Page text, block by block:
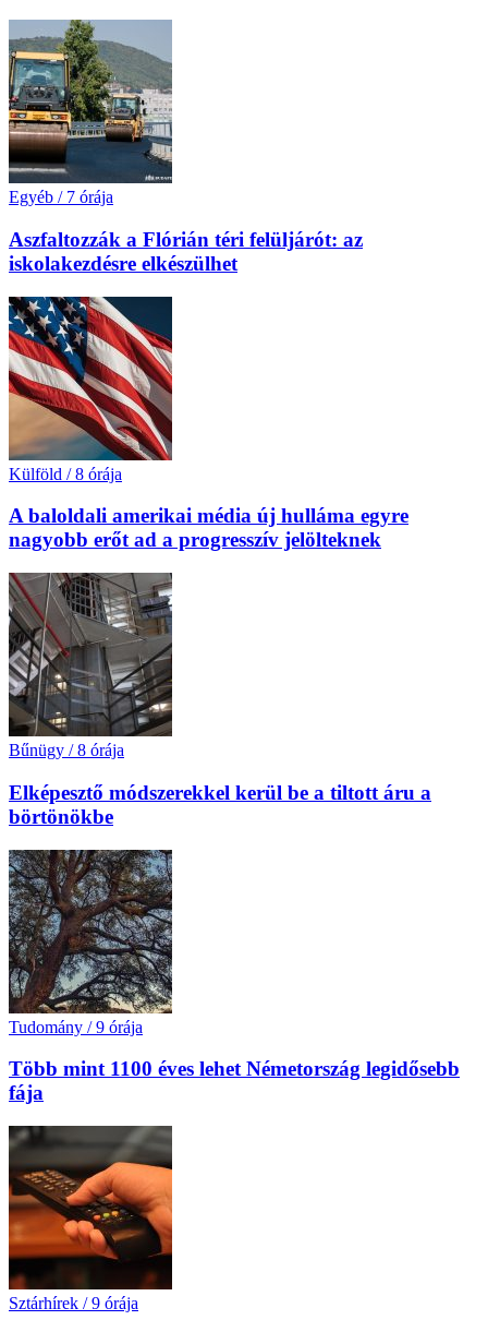
Egyéb / 7 órája
Aszfaltozzák a Flórián téri felüljárót: az
iskolakezdésre elkészülhet
Külföld / 8 órája
A baloldali amerikai média új hulláma egyre
nagyobb erőt ad a progresszív jelölteknek
Bűnügy / 8 órája
Elképesztő módszerekkel kerül be a tiltott áru a
börtönökbe
Tudomány / 9 órája
Több mint 1100 éves lehet Németország legidősebb
fája
Sztárhírek / 9 órája